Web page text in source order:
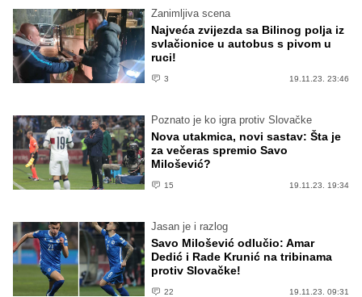
Zanimljiva scena
Najveća zvijezda sa Bilinog polja iz
svlačionice u autobus s pivom u
ruci!
3 19.11.23. 23:46
Poznato je ko igra protiv Slovačke
Nova utakmica, novi sastav: Šta je
za večeras spremio Savo
Milošević?
15 19.11.23. 19:34
Jasan je i razlog
Savo Milošević odlučio: Amar
Dedić i Rade Krunić na tribinama
protiv Slovačke!
22 19.11.23. 09:31